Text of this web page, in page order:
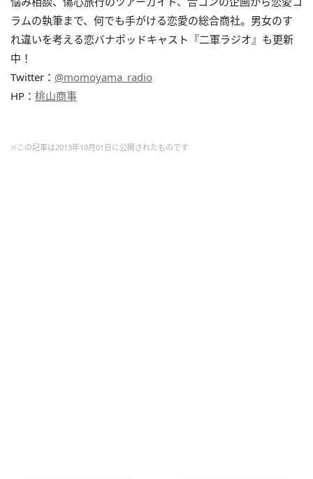
ラムの執筆まで、何でも手がける恋愛の総合商社。男女のす
れ違いを考える恋バナポッドキャスト『二軍ラジオ』も更新
中！
Twitter： @momoyama_radio
HP： 桃山商事
※この記事は2013年10月01日に公開されたものです